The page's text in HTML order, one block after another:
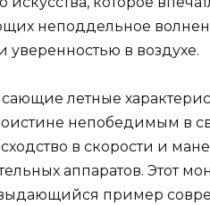
неподдельное
в воздухе.
летные
непобедимым в
в скорости и
аппаратов. Этот
выдающийся пример